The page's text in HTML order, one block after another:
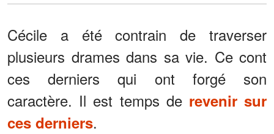
Cécile a été contrain de traverser
plusieurs drames dans sa vie. Ce cont
ces derniers qui ont forgé son
caractère. Il est temps de revenir sur
ces derniers.